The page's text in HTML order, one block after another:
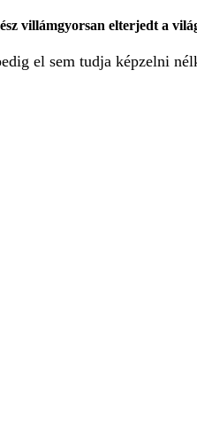
villámgyorsan elterjedt a
el sem tudja képzelni